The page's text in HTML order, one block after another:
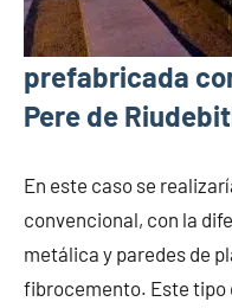
prefabricada
Pere de
En este caso se
convencional, con la
metálica y paredes de
fibrocemento. Este tipo